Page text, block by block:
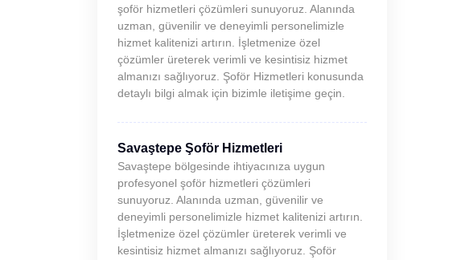
şoför hizmetleri çözümleri sunuyoruz. Alanında
uzman, güvenilir ve deneyimli personelimizle
hizmet kalitenizi artırın. İşletmenize özel
çözümler üreterek verimli ve kesintisiz hizmet
almanızı sağlıyoruz. Şoför Hizmetleri konusunda
detaylı bilgi almak için bizimle iletişime geçin.
Savaştepe Şoför Hizmetleri
Savaştepe bölgesinde ihtiyacınıza uygun
profesyonel şoför hizmetleri çözümleri
sunuyoruz. Alanında uzman, güvenilir ve
deneyimli personelimizle hizmet kalitenizi artırın.
İşletmenize özel çözümler üreterek verimli ve
kesintisiz hizmet almanızı sağlıyoruz. Şoför